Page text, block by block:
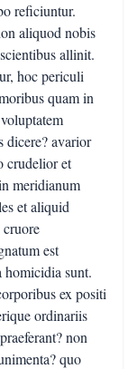
reficiuntur.
aliquod nobis
allinit.
hoc periculi
quam in
dicere? avarior
crudelior et
meridianum
et aliquid
est
homicidia sunt.
ex positi
ordinariis
non
quo